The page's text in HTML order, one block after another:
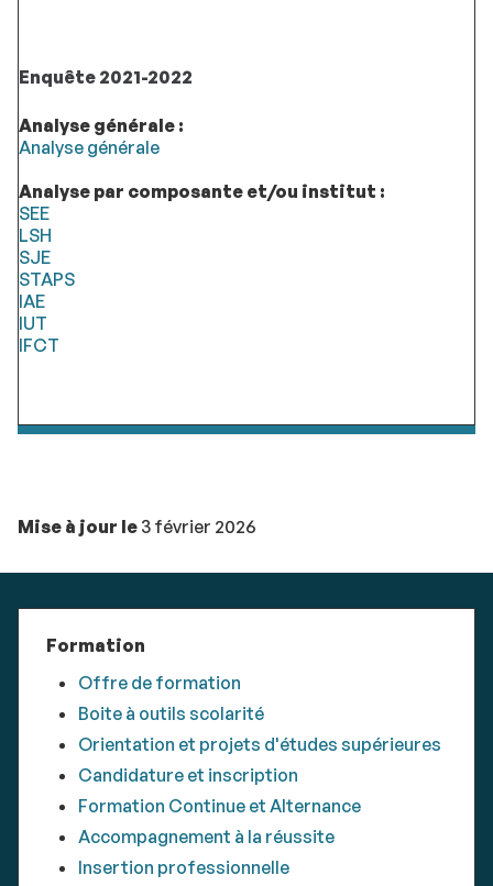
Enquête 2021-2022
Analyse générale :
Analyse générale
Analyse par composante et/ou institut :
SEE
LSH
SJE
STAPS
IAE
IUT
IFCT
Mise à jour le 3 février 2026
Formation
Offre de formation
Boite à outils scolarité
Orientation et projets d'études supérieures
Candidature et inscription
Formation Continue et Alternance
Accompagnement à la réussite
Insertion professionnelle